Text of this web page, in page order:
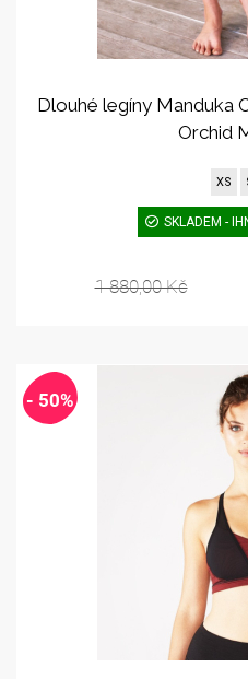
Dlouhé legíny Manduka
Orchid
XS
SKLADEM -
1 880,00 Kč
- 50%